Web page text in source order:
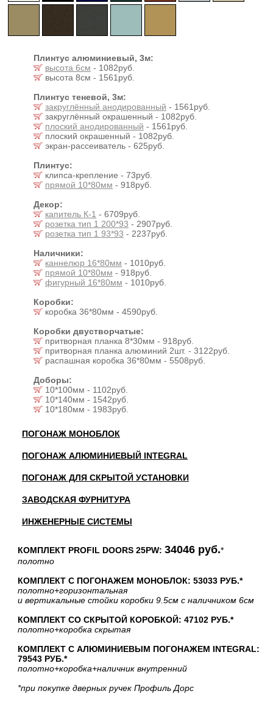
Плинтус алюминиевый, 3м:
высота 6см - 1082руб.
высота 8см - 1561руб.
Плинтус теневой, 3м:
закруглённый анодированный - 1561руб.
закруглённый окрашенный - 1082руб.
плоский анодированный - 1561руб.
плоский окрашенный - 1082руб.
экран-рассеиватель - 625руб.
Плинтус:
клипса-крепление - 73руб.
прямой 10*80мм - 918руб.
Декор:
капитель К-1 - 6709руб.
розетка тип 1 200*93 - 2907руб.
розетка тип 1 93*93 - 2237руб.
Наличники:
каннелюр 16*80мм - 1010руб.
прямой 10*80мм - 918руб.
фигурный 16*80мм - 1010руб.
Коробки:
коробка 36*80мм - 4590руб.
Коробки двустворчатые:
притворная планка 8*30мм - 918руб.
притворная планка алюминий 2шт. - 3122руб.
распашная коробка 36*80мм - 5508руб.
Доборы:
10*100мм - 1102руб.
10*140мм - 1542руб.
10*180мм - 1983руб.
ПОГОНАЖ МОНОБЛОК
ПОГОНАЖ АЛЮМИНИЕВЫЙ INTEGRAL
ПОГОНАЖ ДЛЯ СКРЫТОЙ УСТАНОВКИ
ЗАВОДСКАЯ ФУРНИТУРА
ИНЖЕНЕРНЫЕ СИСТЕМЫ
КОМПЛЕКТ PROFIL DOORS 25PW: 34046 руб.*
полотно
КОМПЛЕКТ С ПОГОНАЖЕМ МОНОБЛОК: 53033 РУБ.*
полотно+горизонтальная
и вертикальные стойки коробки 9.5см с наличником 6см
КОМПЛЕКТ СО СКРЫТОЙ КОРОБКОЙ: 47102 РУБ.*
полотно+коробка скрытая
КОМПЛЕКТ С АЛЮМИНИЕВЫМ ПОГОНАЖЕМ INTEGRAL:
79543 РУБ.*
полотно+коробка+наличник внутренний
*при покупке дверных ручек Профиль Дорс